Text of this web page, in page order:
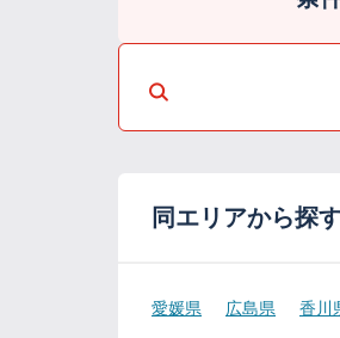
同エリアから探
愛媛県 広島県 香川